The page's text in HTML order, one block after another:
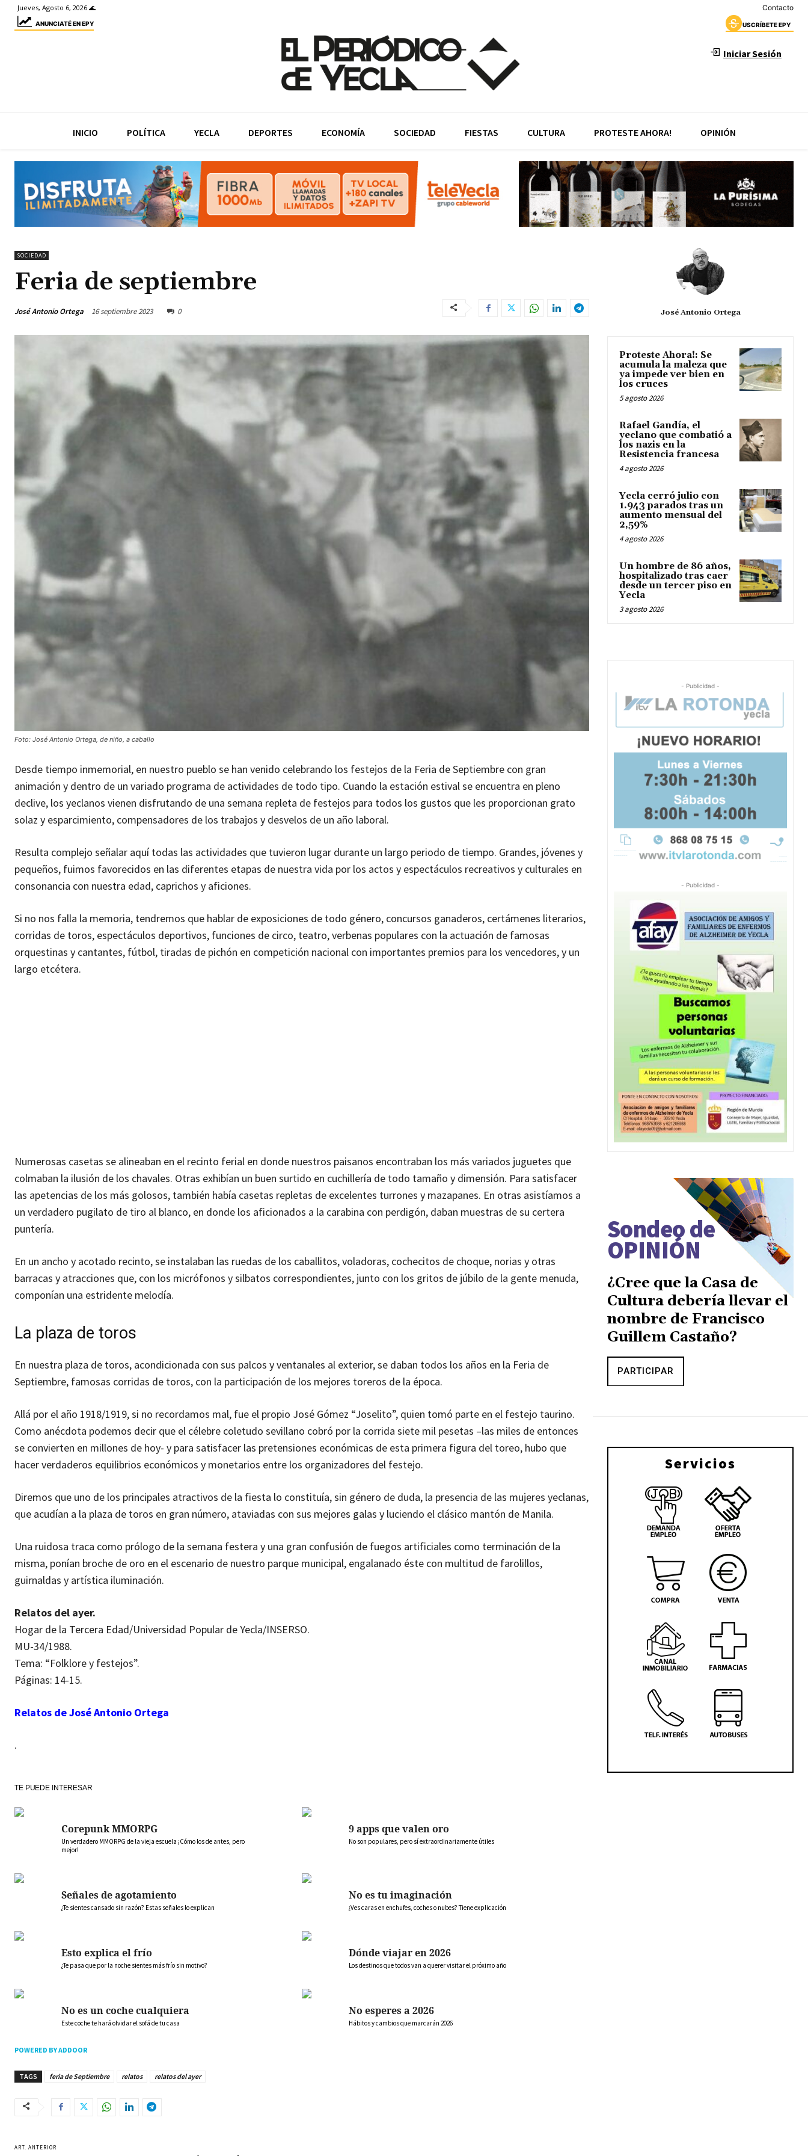
Jueves, Agosto 6, 2026 🌊 Contacto
ANUNCIATÉ EN EPY USCRÍBETE EPY
Iniciar Sesión
INICIO POLÍTICA YECLA DEPORTES ECONOMÍA SOCIEDAD FIESTAS CULTURA PROTESTE AHORA! OPINIÓN
SOCIEDAD
Feria de septiembre
José Antonio Ortega 16 septiembre 2023 0
Foto: José Antonio Ortega, de niño, a caballo
Desde tiempo inmemorial, en nuestro pueblo se han venido celebrando los festejos de la Feria de Septiembre con gran
animación y dentro de un variado programa de actividades de todo tipo. Cuando la estación estival se encuentra en pleno
declive, los yeclanos vienen disfrutando de una semana repleta de festejos para todos los gustos que les proporcionan grato
solaz y esparcimiento, compensadores de los trabajos y desvelos de un año laboral.
Resulta complejo señalar aquí todas las actividades que tuvieron lugar durante un largo periodo de tiempo. Grandes, jóvenes y
pequeños, fuimos favorecidos en las diferentes etapas de nuestra vida por los actos y espectáculos recreativos y culturales en
consonancia con nuestra edad, caprichos y aficiones.
Si no nos falla la memoria, tendremos que hablar de exposiciones de todo género, concursos ganaderos, certámenes literarios,
corridas de toros, espectáculos deportivos, funciones de circo, teatro, verbenas populares con la actuación de famosas
orquestinas y cantantes, fútbol, tiradas de pichón en competición nacional con importantes premios para los vencedores, y un
largo etcétera.
Numerosas casetas se alineaban en el recinto ferial en donde nuestros paisanos encontraban los más variados juguetes que
colmaban la ilusión de los chavales. Otras exhibían un buen surtido en cuchillería de todo tamaño y dimensión. Para satisfacer
las apetencias de los más golosos, también había casetas repletas de excelentes turrones y mazapanes. En otras asistíamos a
un verdadero pugilato de tiro al blanco, en donde los aficionados a la carabina con perdigón, daban muestras de su certera
puntería.
En un ancho y acotado recinto, se instalaban las ruedas de los caballitos, voladoras, cochecitos de choque, norias y otras
barracas y atracciones que, con los micrófonos y silbatos correspondientes, junto con los gritos de júbilo de la gente menuda,
componían una estridente melodía.
La plaza de toros
En nuestra plaza de toros, acondicionada con sus palcos y ventanales al exterior, se daban todos los años en la Feria de
Septiembre, famosas corridas de toros, con la participación de los mejores toreros de la época.
Allá por el año 1918/1919, si no recordamos mal, fue el propio José Gómez “Joselito”, quien tomó parte en el festejo taurino.
Como anécdota podemos decir que el célebre coletudo sevillano cobró por la corrida siete mil pesetas –las miles de entonces
se convierten en millones de hoy- y para satisfacer las pretensiones económicas de esta primera figura del toreo, hubo que
hacer verdaderos equilibrios económicos y monetarios entre los organizadores del festejo.
Diremos que uno de los principales atractivos de la fiesta lo constituía, sin género de duda, la presencia de las mujeres yeclanas,
que acudían a la plaza de toros en gran número, ataviadas con sus mejores galas y luciendo el clásico mantón de Manila.
Una ruidosa traca como prólogo de la semana festera y una gran confusión de fuegos artificiales como terminación de la
misma, ponían broche de oro en el escenario de nuestro parque municipal, engalanado éste con multitud de farolillos,
guirnaldas y artística iluminación.
Relatos del ayer.
Hogar de la Tercera Edad/Universidad Popular de Yecla/INSERSO.
MU-34/1988.
Tema: “Folklore y festejos”.
Páginas: 14-15.
Relatos de José Antonio Ortega
.
TE PUEDE INTERESAR
Corepunk MMORPG
Un verdadero MMORPG de la vieja escuela ¡Cómo los de antes, pero
mejor!
9 apps que valen oro
No son populares, pero sí extraordinariamente útiles
Señales de agotamiento
¿Te sientes cansado sin razón? Estas señales lo explican
No es tu imaginación
¿Ves caras en enchufes, coches o nubes? Tiene explicación
Esto explica el frío
¿Te pasa que por la noche sientes más frío sin motivo?
Dónde viajar en 2026
Los destinos que todos van a querer visitar el próximo año
No es un coche cualquiera
Este coche te hará olvidar el sofá de tu casa
No esperes a 2026
Hábitos y cambios que marcarán 2026
POWERED BY ADDOOR
TAGS feria de Septiembre relatos relatos del ayer
ART. ANTERIOR
José Antonio Ortega
Proteste Ahora!: Se
acumula la maleza que
ya impede ver bien en
los cruces
5 agosto 2026
Rafael Gandía, el
yeclano que combatió a
los nazis en la
Resistencia francesa
4 agosto 2026
Yecla cerró julio con
1.943 parados tras un
aumento mensual del
2,59%
4 agosto 2026
Un hombre de 86 años,
hospitalizado tras caer
desde un tercer piso en
Yecla
3 agosto 2026
- Publicidad -
- Publicidad -
Sondeo de
OPINIÓN
¿Cree que la Casa de
Cultura debería llevar el
nombre de Francisco
Guillem Castaño?
PARTICIPAR
Servicios